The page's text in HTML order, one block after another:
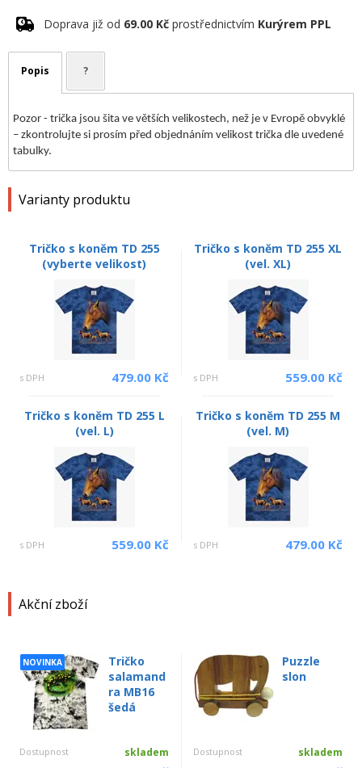
Akční zboží
NOVINKA
Tričko
salamand
ra MB16
šedá
Dostupnost skladem
Puzzle
slon
Dostupnost skladem
Doprava již od 69.00 Kč prostřednictvím Kurýrem PPL
Popis ?
Pozor - trička jsou šita ve větších velikostech, než je v Evropě obvyklé
– zkontrolujte si prosím před objednáním velikost trička dle uvedené
tabulky.
Varianty produktu
Tričko s koněm TD 255
(vyberte velikost)
s DPH 479.00 Kč
Tričko s koněm TD 255 XL
(vel. XL)
s DPH 559.00 Kč
Tričko s koněm TD 255 L
(vel. L)
s DPH 559.00 Kč
Tričko s koněm TD 255 M
(vel. M)
s DPH 479.00 Kč